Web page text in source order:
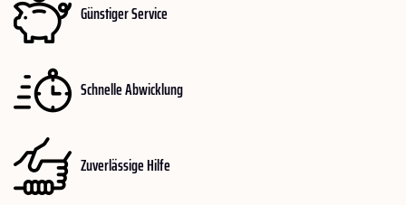
Günstiger Service
Schnelle Abwicklung
Zuverlässige Hilfe